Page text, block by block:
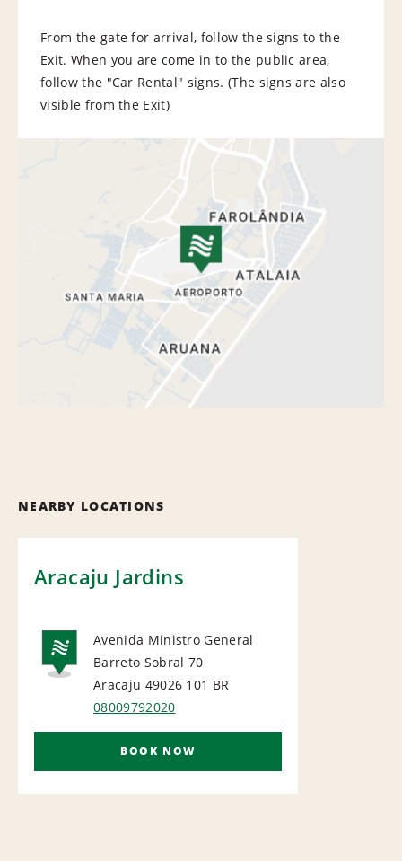
From the gate for arrival, follow the signs to the
Exit. When you are come in to the public area,
follow the "Car Rental" signs. (The signs are also
visible from the Exit)
NEARBY LOCATIONS
Aracaju Jardins
NATIONAL
Avenida Ministro General
Barreto Sobral 70
Aracaju 49026 101 BR
08009792020
BOOK NOW